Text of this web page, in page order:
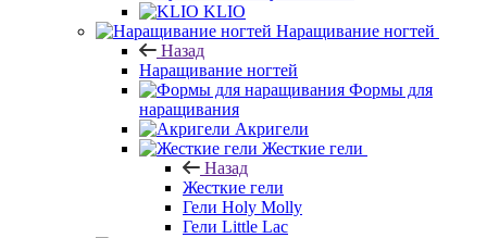
KLIO
Наращивание ногтей
Назад
Наращивание ногтей
Формы для
наращивания
Акригели
Жесткие гели
Назад
Жесткие гели
Гели Holy Molly
Гели Little Lac